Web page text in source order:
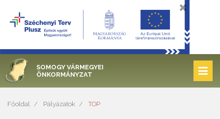
SOMOGY VÁRMEGYEI
ÖNKORMÁNYZAT
Főoldal Pályázatok TOP